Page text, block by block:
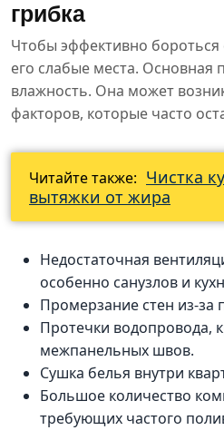
грибка
Чтобы эффективно бороться
его слабые места. Основная
влажность. Она может
факторов, которые часто
Читайте также: Чистка
вытяжки от жира
Недостаточная
особенно санузлов и
Промерзание стен из-за
Протечки водопровода,
межпанельных швов.
Сушка белья внутри
Большое количество
требующих частого